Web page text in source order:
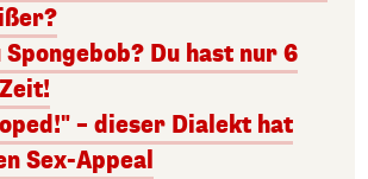
Du hast nur 6
– dieser Dialekt hat
Sex-Appeal